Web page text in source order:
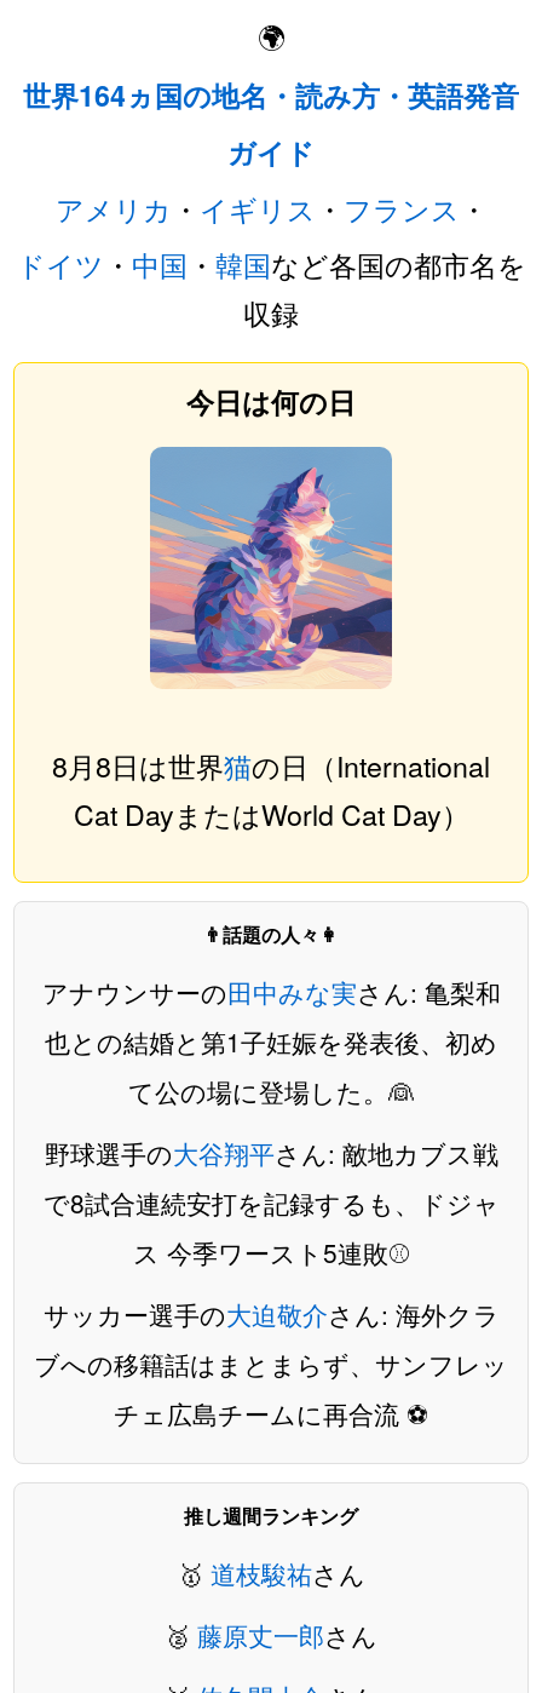
🌍
世界164ヵ国の地名・読み方・英語発音
ガイド
アメリカ ・ イギリス ・ フランス ・
ドイツ ・ 中国 ・ 韓国など各国の都市名を
収録
今日は何の日
8月8日は世界猫の日（International
Cat DayまたはWorld Cat Day）
👨話題の人々👩
アナウンサーの田中みな実さん: 亀梨和
也との結婚と第1子妊娠を発表後、初め
て公の場に登場した。👰
野球選手の大谷翔平さん: 敵地カブス戦
で8試合連続安打を記録するも、ドジャ
ス 今季ワースト5連敗⚾️
サッカー選手の大迫敬介さん: 海外クラ
ブへの移籍話はまとまらず、サンフレッ
チェ広島チームに再合流 ⚽️
推し週間ランキング
🥇 道枝駿祐さん
🥈 藤原丈一郎さん